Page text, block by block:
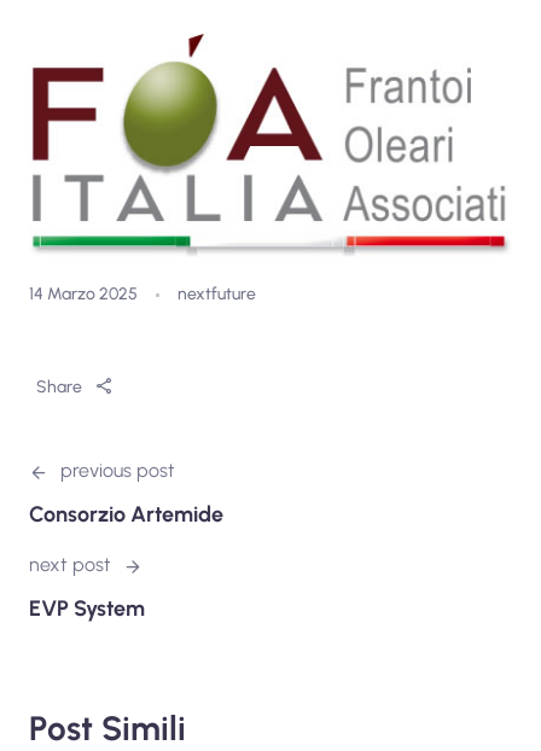
14 Marzo 2025 nextfuture
Share
previous post
Consorzio Artemide
next post
EVP System
Post Simili